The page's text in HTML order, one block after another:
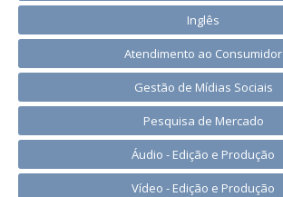
Inglês
Atendimento ao Consumidor
Gestão de Mídias Sociais
Pesquisa de Mercado
Áudio - Edição e Produção
Vídeo - Edição e Produção